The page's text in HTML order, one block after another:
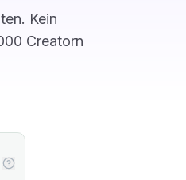
Kein
Creatorn